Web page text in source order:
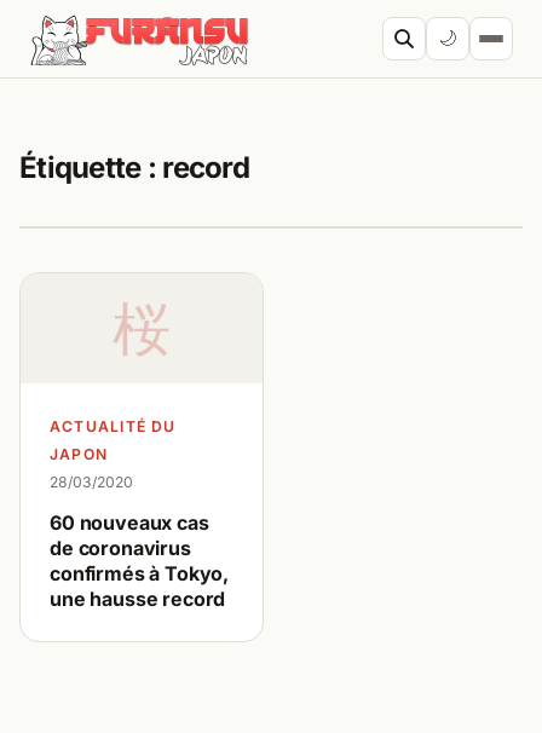
Aller au contenu
🌙
Étiquette : record
桜
ACTUALITÉ DU
JAPON
28/03/2020
60 nouveaux cas
de coronavirus
confirmés à Tokyo,
une hausse record